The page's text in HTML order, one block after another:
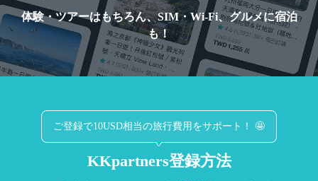
体験・ツアーはもちろん、SIM・Wi-Fi、グルメに宿泊
も！
ご登録で10USD相当の旅行費用をサポート！ 🤩
KKpartners登録方法